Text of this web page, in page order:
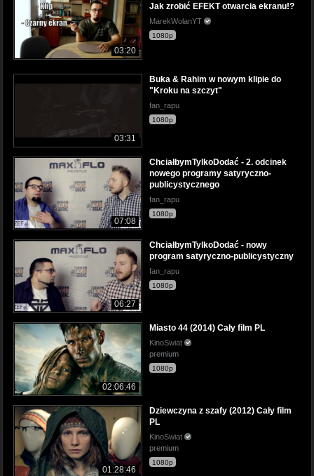
03:20
Jak zrobić EFEKT otwarcia ekranu!?
MarekWolanYT
1080p
03:31
Buka & Rahim w nowym klipie do
"Kroku na szczyt"
fan_rapu
1080p
07:08
ChciałbymTylkoDodać - 2. odcinek
nowego programy satyryczno-
publicystycznego
fan_rapu
1080p
06:27
ChciałbymTylkoDodać - nowy
program satyryczno-publicystyczny
fan_rapu
1080p
02:06:46
Miasto 44 (2014) Cały film PL
KinoSwiat
premium
1080p
01:28:46
Dziewczyna z szafy (2012) Cały film
PL
KinoSwiat
premium
1080p